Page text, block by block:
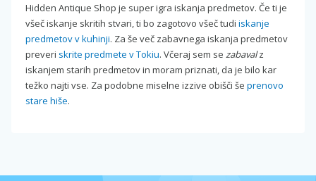
Hidden Antique Shop je super igra iskanja predmetov. Če ti je
všeč iskanje skritih stvari, ti bo zagotovo všeč tudi iskanje
predmetov v kuhinji. Za še več zabavnega iskanja predmetov
preveri skrite predmete v Tokiu. Včeraj sem se zabavalz
iskanjem starih predmetov in moram priznati, da je bilo kar
težko najti vse. Za podobne miselne izzive obišči še prenovo
stare hiše.